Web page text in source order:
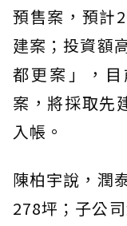
預售案，預計
建案；投資額
都更案」，
案，將採取先
入帳。
陳柏宇說，潤
278坪；子公